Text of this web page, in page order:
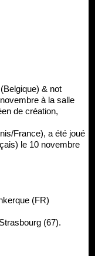
& not
à la salle
de création,
France), a été joué
le 10 novembre
(FR)
(67).